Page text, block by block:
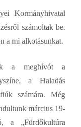
Kormányhivatal
számoltak be.
a mi alkotásunkat.
a meghívót a
a Haladás
számára. Még
március 19-
a „Fürdőkultúra